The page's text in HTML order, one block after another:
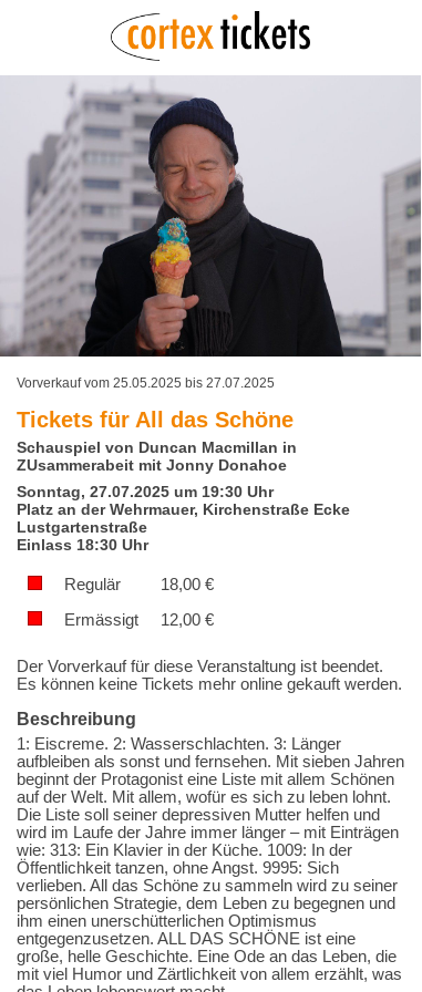
Vorverkauf vom 25.05.2025 bis 27.07.2025
Tickets für All das Schöne
Schauspiel von Duncan Macmillan in
ZUsammerabeit mit Jonny Donahoe
Sonntag, 27.07.2025 um 19:30 Uhr
Platz an der Wehrmauer, Kirchenstraße Ecke
Lustgartenstraße
Einlass 18:30 Uhr
Regulär 18,00 €
Ermässigt
12,00 €
Der Vorverkauf für diese Veranstaltung ist beendet.
Es können keine Tickets mehr online gekauft werden.
Beschreibung
1: Eiscreme. 2: Wasserschlachten. 3: Länger
aufbleiben als sonst und fernsehen. Mit sieben Jahren
beginnt der Protagonist eine Liste mit allem Schönen
auf der Welt. Mit allem, wofür es sich zu leben lohnt.
Die Liste soll seiner depressiven Mutter helfen und
wird im Laufe der Jahre immer länger – mit Einträgen
wie: 313: Ein Klavier in der Küche. 1009: In der
Öffentlichkeit tanzen, ohne Angst. 9995: Sich
verlieben. All das Schöne zu sammeln wird zu seiner
persönlichen Strategie, dem Leben zu begegnen und
ihm einen unerschütterlichen Optimismus
entgegenzusetzen. ALL DAS SCHÖNE ist eine
große, helle Geschichte. Eine Ode an das Leben, die
mit viel Humor und Zärtlichkeit von allem erzählt, was